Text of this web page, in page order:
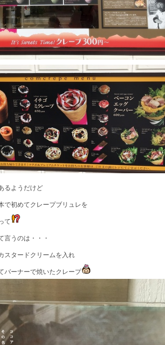
るようだけど
で初めてクレープブリュレを
て
言うのは・・・
スタードクリームを入れ
バーナーで焼いたクレープ